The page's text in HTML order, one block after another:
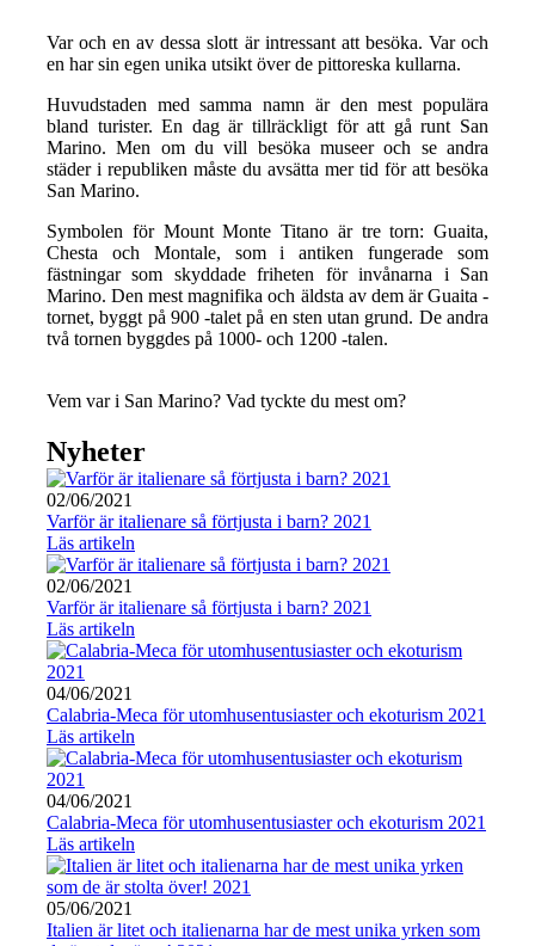
Var och en av dessa slott är intressant att besöka. Var och
en har sin egen unika utsikt över de pittoreska kullarna.
Huvudstaden med samma namn är den mest populära
bland turister. En dag är tillräckligt för att gå runt San
Marino. Men om du vill besöka museer och se andra
städer i republiken måste du avsätta mer tid för att besöka
San Marino.
Symbolen för Mount Monte Titano är tre torn: Guaita,
Chesta och Montale, som i antiken fungerade som
fästningar som skyddade friheten för invånarna i San
Marino. Den mest magnifika och äldsta av dem är Guaita -
tornet, byggt på 900 -talet på en sten utan grund. De andra
två tornen byggdes på 1000- och 1200 -talen.
Vem var i San Marino? Vad tyckte du mest om?
Nyheter
02/06/2021
Varför är italienare så förtjusta i barn? 2021
Läs artikeln
02/06/2021
Varför är italienare så förtjusta i barn? 2021
Läs artikeln
04/06/2021
Calabria-Meca för utomhusentusiaster och ekoturism 2021
Läs artikeln
04/06/2021
Calabria-Meca för utomhusentusiaster och ekoturism 2021
Läs artikeln
05/06/2021
Italien är litet och italienarna har de mest unika yrken som